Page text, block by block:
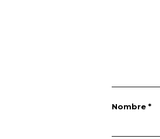
Nombre *